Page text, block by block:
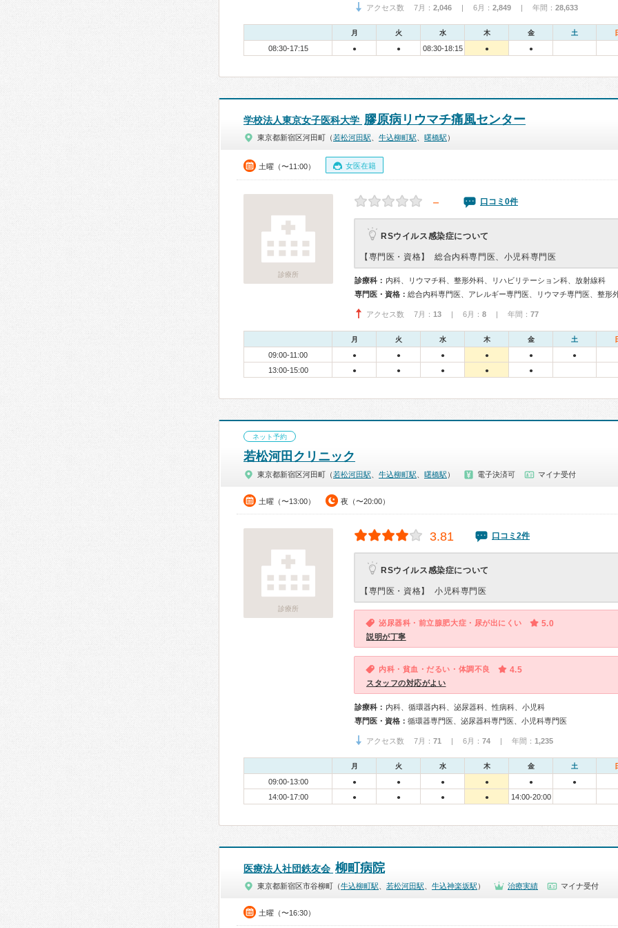
アクセス数 7月： 2,046 | 6月： 2,849 | 年間： 28,633
月 火 水 木 金 土
08:30-17:15 ● ● 08:30-18:15 ● ●
学校法人東京女子医科大学 膠原病リウマチ痛風センター
東京都新宿区河田町（若松河田駅 牛込柳町駅 曙橋駅 ）
土曜（〜11:00） 女医在籍
診療所
－ 口コミ0件
RSウイルス感染症について
【専門医・資格】 総合内科専門医、小児科専門医
診療科： 内科、リウマチ科、整形外科、リハビリテーション科、放射線科
専門医・資格：
アクセス数 7月： 13 | 6月： 8 | 年間： 77
月 火 水 木 金 土
09:00-11:00 ● ● ● ● ● ●
13:00-15:00 ● ● ● ● ●
ネット予約
若松河田クリニック
東京都新宿区河田町（若松河田駅 牛込柳町駅 曙橋駅 ） 電子決済可 マイナ受付
土曜（〜13:00） 夜（〜20:00）
診療所
3.81 口コミ2件
RSウイルス感染症について
【専門医・資格】 小児科専門医
泌尿器科・前立腺肥大症・尿が出にくい 5.0
説明が丁寧
内科・貧血・だるい・体調不良 4.5
スタッフの対応がよい
診療科： 内科、循環器内科、泌尿器科、性病科、小児科
専門医・資格： 循環器専門医、泌尿器科専門医、小児科専門医
アクセス数 7月： 71 | 6月： 74 | 年間： 1,235
月 火 水 木 金 土
09:00-13:00 ● ● ● ● ● ●
14:00-17:00 ● ● ● ● 14:00-20:00
医療法人社団鉄友会 柳町病院
東京都新宿区市谷柳町（牛込柳町駅 若松河田駅 牛込神楽坂駅 ） 治療実績 マイナ受付
土曜（〜16:30）